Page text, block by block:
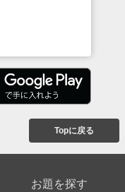
Topに戻る
お題を探す